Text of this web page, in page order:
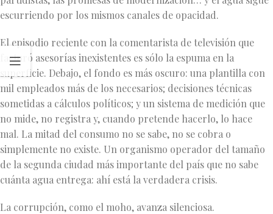
escurriendo por los mismos canales de opacidad.
El episodio reciente con la comentarista de televisión que
facturó asesorías inexistentes es sólo la espuma en la
superficie. Debajo, el fondo es más oscuro: una plantilla con
mil empleados más de los necesarios; decisiones técnicas
sometidas a cálculos políticos; y un sistema de medición que
no mide, no registra y, cuando pretende hacerlo, lo hace
mal. La mitad del consumo no se sabe, no se cobra o
simplemente no existe. Un organismo operador del tamaño
de la segunda ciudad más importante del país que no sabe
cuánta agua entrega: ahí está la verdadera crisis.
La corrupción, como el moho, avanza silenciosa.